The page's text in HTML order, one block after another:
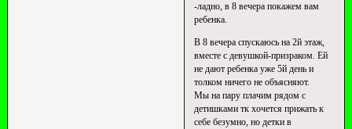
-ладно, в 8 вечера покажем вам
ребенка.
В 8 вечера спускаюсь на 2й этаж,
вместе с девушкой-призраком. Ей
не дают ребенка уже 5й день и
толком ничего не объясняют.
Мы на пару плачим рядом с
детишками тк хочется прижать к
себе безумно, но детки в